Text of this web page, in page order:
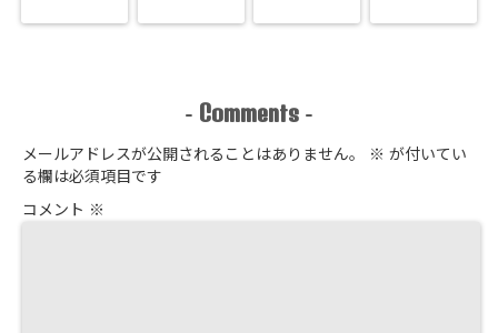
- Comments -
メールアドレスが公開されることはありません。 ※ が付いてい
る欄は必須項目です
コメント ※